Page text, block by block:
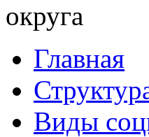
округа
Главная
Виды